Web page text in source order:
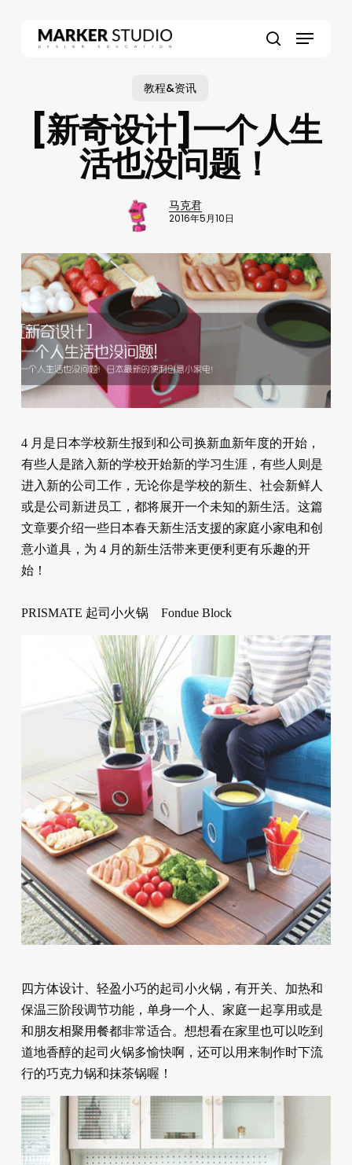
Menu
教程&资讯
[新奇设计]一个人生
活也没问题！
马克君
2016年5月10日
4 月是日本学校新生报到和公司换新血新年度的开始，
有些人是踏入新的学校开始新的学习生涯，有些人则是
进入新的公司工作，无论你是学校的新生、社会新鲜人
或是公司新进员工，都将展开一个未知的新生活。这篇
文章要介绍一些日本春天新生活支援的家庭小家电和创
意小道具，为 4 月的新生活带来更便利更有乐趣的开
始！
PRISMATE 起司小火锅 Fondue Block
四方体设计、轻盈小巧的起司小火锅，有开关、加热和
保温三阶段调节功能，单身一个人、家庭一起享用或是
和朋友相聚用餐都非常适合。想想看在家里也可以吃到
道地香醇的起司火锅多愉快啊，还可以用来制作时下流
行的巧克力锅和抹茶锅喔！